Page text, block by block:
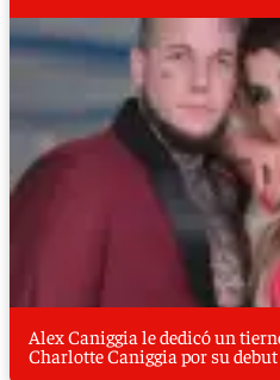
Alex Caniggia le dedicó un
Charlotte Caniggia por su